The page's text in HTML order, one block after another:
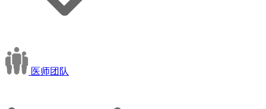
医师团队